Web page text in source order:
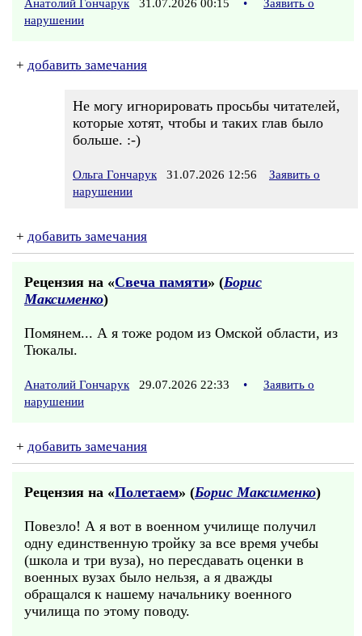
Анатолий Гончарук 31.07.2026 00:15 •
Заявить о
нарушении
+ добавить замечания
Не могу игнорировать просьбы читателей,
которые хотят, чтобы и таких глав было
больше. :-)
Ольга Гончарук 31.07.2026 12:56
Заявить о
нарушении
+ добавить замечания
Рецензия на «Свеча памяти» (Борис
Максименко)
Помянем... А я тоже родом из Омской области, из
Тюкалы.
Анатолий Гончарук 29.07.2026 22:33 •
Заявить о
нарушении
+ добавить замечания
Рецензия на «Полетаем» (Борис Максименко)
Повезло! А я вот в военном училище получил
одну единственную тройку за все время учебы
(школа и три вуза), но пересдавать оценки в
военных вузах было нельзя, а я дважды
обращался к нашему начальнику военного
училища по этому поводу.